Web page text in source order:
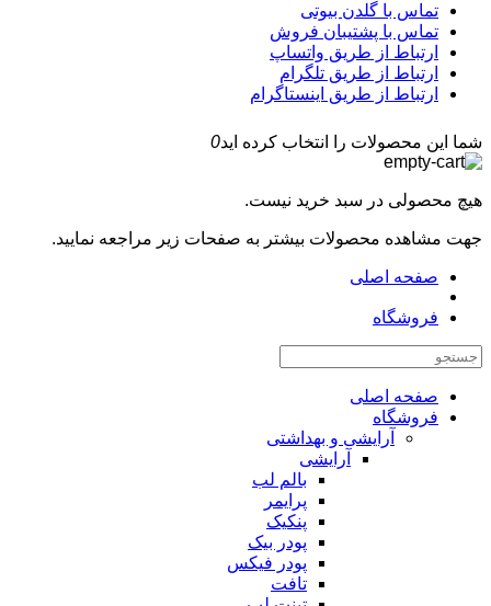
تماس با گلدن بیوتی
تماس با پشتیبان فروش
ارتباط از طریق واتساپ
ارتباط از طریق تلگرام
ارتباط از طریق اینستاگرام
شما این محصولات را انتخاب کرده اید0
هیچ محصولی در سبد خرید نیست.
جهت مشاهده محصولات بیشتر به صفحات زیر مراجعه نمایید.
صفحه اصلی
فروشگاه
صفحه اصلی
فروشگاه
آرایشی و بهداشتی
آرایشی
بالم لب
پرایمر
پنکیک
پودر بیک
پودر فیکس
تافت